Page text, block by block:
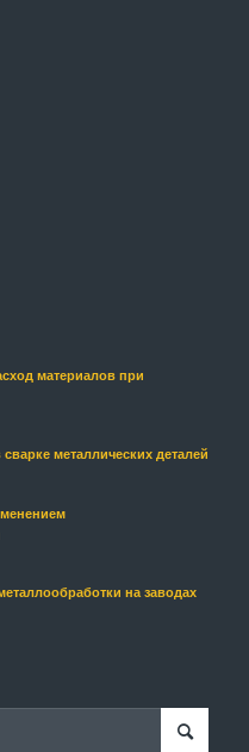
материалов при
металлических деталей
на заводах